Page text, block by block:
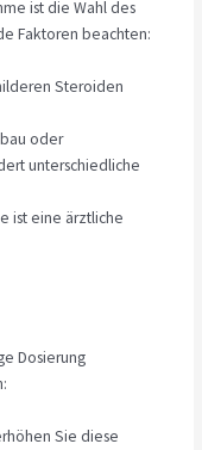
ist die Wahl des
Faktoren beachten:
Steroiden
oder
unterschiedliche
ist eine ärztliche
Dosierung
Sie diese